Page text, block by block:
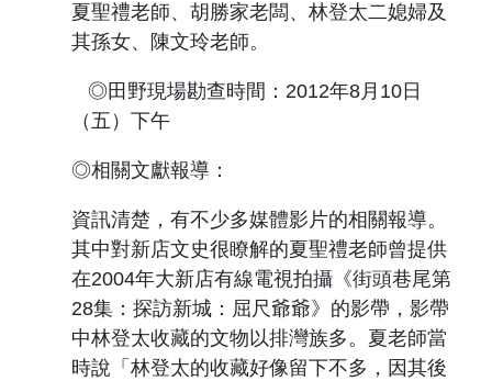
夏聖禮老師、胡勝家老闆、林登太二媳婦及
其孫女、陳文玲老師。
◎田野現場勘查時間： 2012年8月 10 日
（五）下午
◎相關文獻報導：
資訊清楚，有不少多媒體影片的相關報導。
其中對新店文史很瞭解的夏聖禮老師曾提供
在2004年大新店有線電視拍攝 《街頭巷尾第
28集：探訪新城：屈尺爺爺》 的影帶，影帶
中林登太收藏的文物以排灣族多。夏老師當
時說「林登太的收藏好像留下不多，因其後